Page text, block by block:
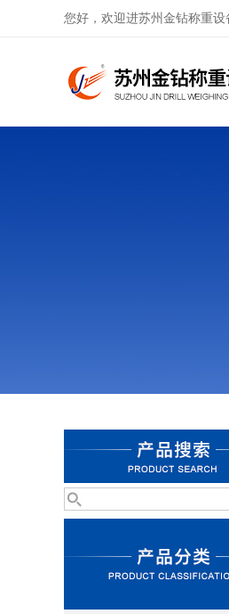
您好，欢迎进苏州金钻称重设